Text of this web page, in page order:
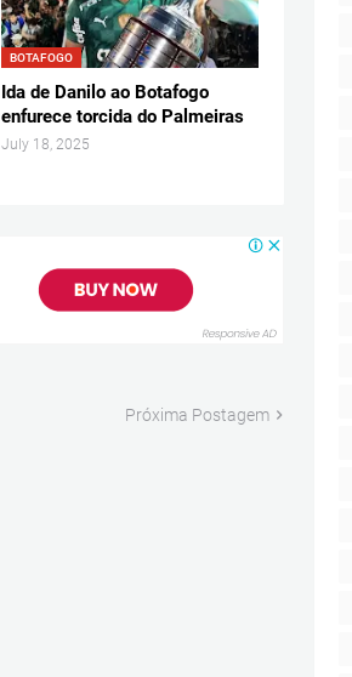
BOTAFOGO
Ida de Danilo ao Botafogo
enfurece torcida do Palmeiras
July 18, 2025
Próxima Postagem